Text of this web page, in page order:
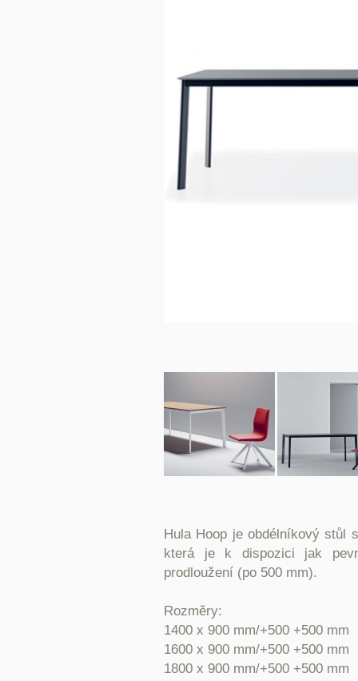
Hula Hoop je obdélníkový stůl
která je k dispozici jak
prodloužení (po 500 mm).
Rozměry:
1400 x 900 mm/+500 +500 mm
1600 x 900 mm/+500 +500 mm
1800 x 900 mm/+500 +500 mm